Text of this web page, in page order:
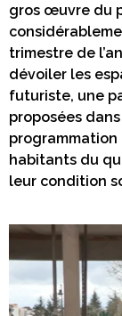
gros œuvre du
trimestre de
dévoiler les
futuriste, une
proposées
habitants du
leur condition